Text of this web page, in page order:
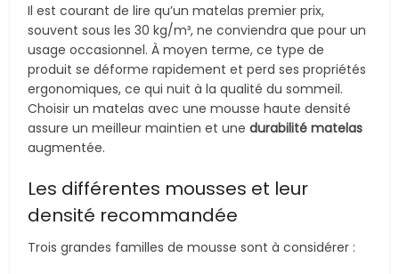
Il est courant de lire qu’un matelas premier prix,
souvent sous les 30 kg/m³, ne conviendra que pour un
usage occasionnel. À moyen terme, ce type de
produit se déforme rapidement et perd ses propriétés
ergonomiques, ce qui nuit à la qualité du sommeil.
Choisir un matelas avec une mousse haute densité
assure un meilleur maintien et unedurabilité matelas
augmentée.
Les différentes mousses et leur
densité recommandée
Trois grandes familles de mousse sont à considérer :